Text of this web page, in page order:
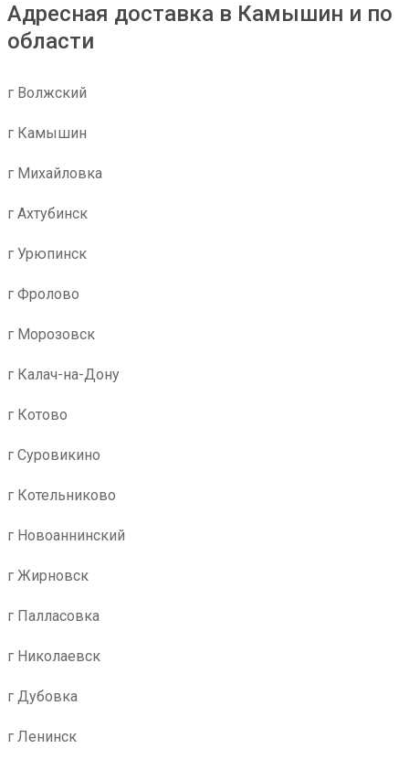
Адресная доставка в Камышин и по
области
г Волжский
г Камышин
г Михайловка
г Ахтубинск
г Урюпинск
г Фролово
г Морозовск
г Калач-на-Дону
г Котово
г Суровикино
г Котельниково
г Новоаннинский
г Жирновск
г Палласовка
г Николаевск
г Дубовка
г Ленинск